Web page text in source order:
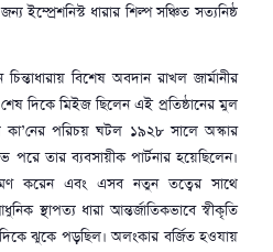
ইম্প্রেশনিস্ট ধারার শিল্প সঞ্চিত সত্যনিষ্ঠ
বিশেষ অবদান রাখল জার্মানীর
দিকে মিইজ ছিলেন এই প্রতিষ্ঠানের মুল
কা’নের পরিচয় ঘটল ১৯২৮ সালে অস্কার
তার ব্যবসায়ীক পার্টনার হয়েছিলেন।
করেন এবং এসব নতুন তত্বের সাথে
স্থাপত্য ধারা আন্তর্জাতিকভাবে স্বীকৃতি
ঝুকে পড়ছিল। অলংকার বর্জিত হওযায়